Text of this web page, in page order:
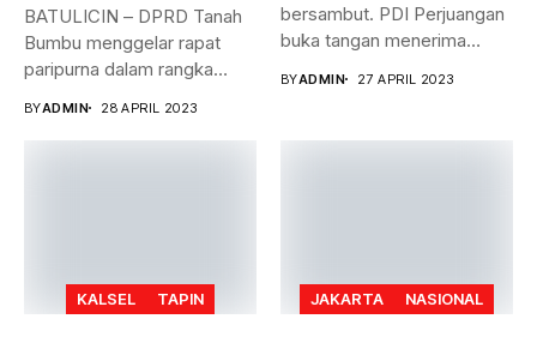
BATULICIN – DPRD Tanah
Bumbu menggelar rapat
paripurna dalam rangka
BYADMIN 28 APRIL 2023
bersambut. PDI Perjuangan
buka tangan menerima
BYADMIN 27 APRIL 2023
KALSEL TAPIN JAKARTA NASIONAL